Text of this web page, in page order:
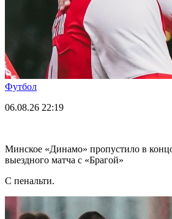
Футбол
06.08.26 22:19
Минское «Динамо» пропустило в
выездного матча с «Брагой»
С пенальти.